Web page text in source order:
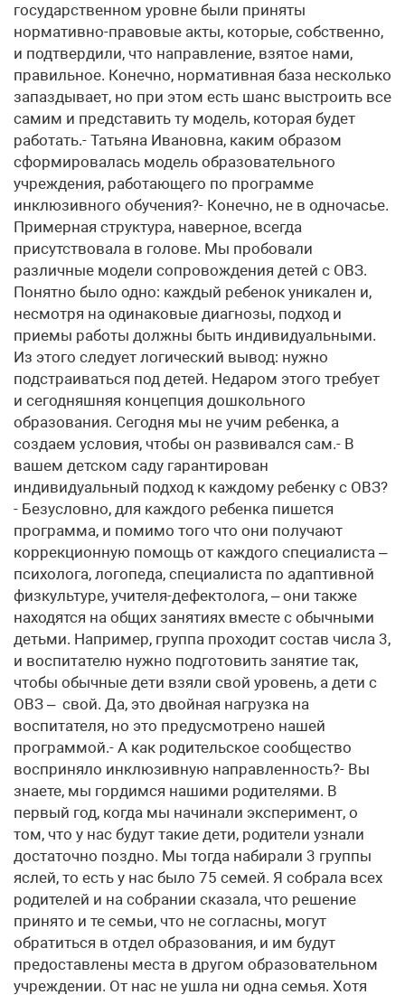
государственном уровне были приняты
нормативно-правовые акты, которые, собственно,
и подтвердили, что направление, взятое нами,
правильное. Конечно, нормативная база несколько
запаздывает, но при этом есть шанс выстроить все
самим и представить ту модель, которая будет
работать.- Татьяна Ивановна, каким образом
сформировалась модель образовательного
учреждения, работающего по программе
инклюзивного обучения?- Конечно, не в одночасье.
Примерная структура, наверное, всегда
присутствовала в голове. Мы пробовали
различные модели сопровождения детей с ОВЗ.
Понятно было одно: каждый ребенок уникален и,
несмотря на одинаковые диагнозы, подход и
приемы работы должны быть индивидуальными.
Из этого следует логический вывод: нужно
подстраиваться под детей. Недаром этого требует
и сегодняшняя концепция дошкольного
образования. Сегодня мы не учим ребенка, а
создаем условия, чтобы он развивался сам.- В
вашем детском саду гарантирован
индивидуальный подход к каждому ребенку с ОВЗ?
- Безусловно, для каждого ребенка пишется
программа, и помимо того что они получают
коррекционную помощь от каждого специалиста –
психолога, логопеда, специалиста по адаптивной
физкультуре, учителя-дефектолога, – они также
находятся на общих занятиях вместе с обычными
детьми. Например, группа проходит состав числа 3,
и воспитателю нужно подготовить занятие так,
чтобы обычные дети взяли свой уровень, а дети с
ОВЗ – свой. Да, это двойная нагрузка на
воспитателя, но это предусмотрено нашей
программой.- А как родительское сообщество
восприняло инклюзивную направленность?- Вы
знаете, мы гордимся нашими родителями. В
первый год, когда мы начинали эксперимент, о
том, что у нас будут такие дети, родители узнали
достаточно поздно. Мы тогда набирали 3 группы
яслей, то есть у нас было 75 семей. Я собрала всех
родителей и на собрании сказала, что решение
принято и те семьи, что не согласны, могут
обратиться в отдел образования, и им будут
предоставлены места в другом образовательном
учреждении. От нас не ушла ни одна семья. Хотя